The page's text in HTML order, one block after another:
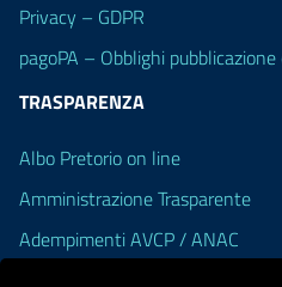
Privacy – GDPR
pagoPA – Obblighi
TRASPARENZA
Albo Pretorio on line
Amministrazione Trasparente
Adempimenti AVCP / ANAC